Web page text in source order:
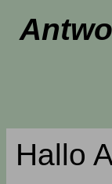
Hallo